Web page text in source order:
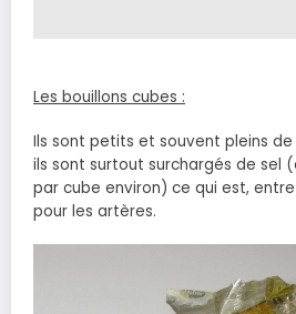
Les bouillons cubes :
Ils sont petits et souvent pleins de
ils sont surtout surchargés de sel
par cube environ) ce qui est,
pour les artères.